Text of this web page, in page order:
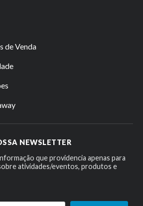
de Venda
NEWSLETTER
que providencia apenas para
atividades/eventos, produtos e